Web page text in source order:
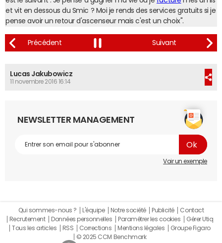
et vit en dessous du Smic ? Moi je rends des services gratuits si je
pense avoir un retour d'ascenseur mais c'est un choix".
Lucas Jakubowicz
11 novembre 2016 16:14
NEWSLETTER MANAGEMENT
Voir un exemple
Qui sommes-nous ? L'équipe Notre société Publicité
Contact
Recrutement
Données personnelles Paramétrer les cookies
Gérer Utiq
Tous les articles
RSS Corrections Mentions légales
Groupe Figaro
© 2025 CCM Benchmark